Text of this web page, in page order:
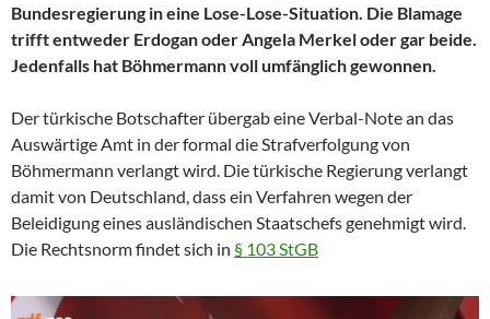
Bundesregierung in eine Lose-Lose-Situation. Die Blamage
trifft entweder Erdogan oder Angela Merkel oder gar beide.
Jedenfalls hat Böhmermann voll umfänglich gewonnen.
Der türkische Botschafter übergab eine Verbal-Note an das
Auswärtige Amt in der formal die Strafverfolgung von
Böhmermann verlangt wird. Die türkische Regierung verlangt
damit von Deutschland, dass ein Verfahren wegen der
Beleidigung eines ausländischen Staatschefs genehmigt wird.
Die Rechtsnorm findet sich in § 103 StGB